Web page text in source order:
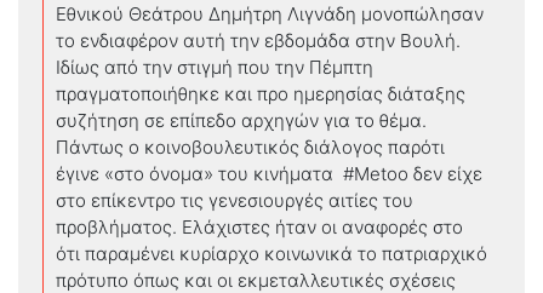
Εθνικού Θεάτρου Δημήτρη Λιγνάδη μονοπώλησαν
το ενδιαφέρον αυτή την εβδομάδα στην Βουλή.
Ιδίως από την στιγμή που την Πέμπτη
πραγματοποιήθηκε και προ ημερησίας διάταξης
συζήτηση σε επίπεδο αρχηγών για το θέμα.
Πάντως ο κοινοβουλευτικός διάλογος παρότι
έγινε «στο όνομα» του κινήματα #Metoo δεν είχε
στο επίκεντρο τις γενεσιουργές αιτίες του
προβλήματος. Ελάχιστες ήταν οι αναφορές στο
ότι παραμένει κυρίαρχο κοινωνικά το πατριαρχικό
πρότυπο όπως και οι εκμεταλλευτικές σχέσεις